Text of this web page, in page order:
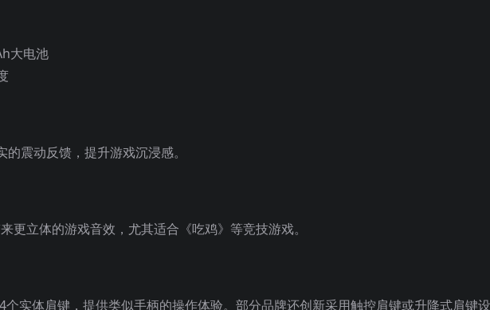
大电池
震动反馈，提升游戏沉浸感。
更立体的游戏音效，尤其适合《吃鸡》等竞技游戏。
个实体肩键，提供类似手柄的操作体验。部分品牌还创新采用触控肩键或升降式肩键设